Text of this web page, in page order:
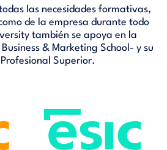
las necesidades formativas,
de la empresa durante todo
también se apoya en la
Business & Marketing School- y su
Superior.